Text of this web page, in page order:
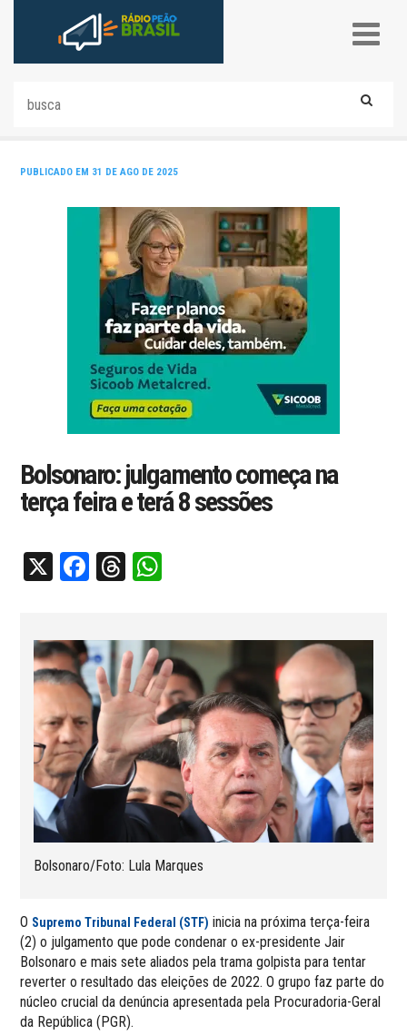
PUBLICADO EM 31 DE AGO DE 2025
Bolsonaro: julgamento começa na
terça feira e terá 8 sessões
X Facebook
Threads
Bolsonaro/Foto: Lula Marques
O Supremo Tribunal Federal (STF) inicia na próxima terça-feira
(2) o julgamento que pode condenar o ex-presidente Jair
Bolsonaro e mais sete aliados pela trama golpista para tentar
reverter o resultado das eleições de 2022. O grupo faz parte do
núcleo crucial da denúncia apresentada pela Procuradoria-Geral
da República (PGR).